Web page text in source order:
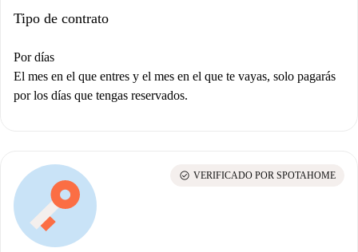
Tipo de contrato
Por días
El mes en el que entres y el mes en el que te vayas, solo pagarás
por los días que tengas reservados.
check_circle VERIFICADO POR SPOTAHOME